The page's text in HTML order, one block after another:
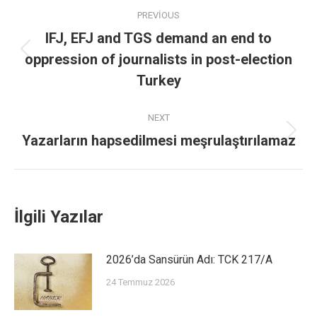
PREVIOUS
IFJ, EFJ and TGS demand an end to
oppression of journalists in post-election
Turkey
NEXT
Yazarların hapsedilmesi meşrulaştırılamaz
İlgili Yazılar
2026’da Sansürün Adı: TCK 217/A
24 Temmuz 2026